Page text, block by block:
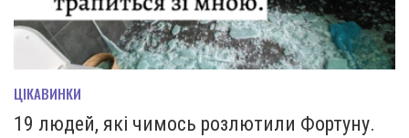
ЦІКАВИНКИ
19 людей, які чимось розлютили Фортуну.